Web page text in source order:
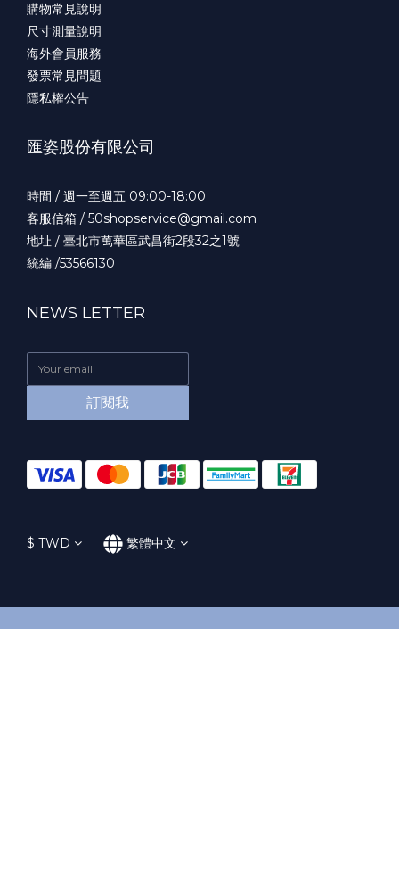
購物常見說明
尺寸測量說明
海外會員服務
發票常見問題
隱私權公告
匯姿股份有限公司
時間 / 週一至週五 09:00-18:00
客服信箱 / 50shopservice@gmail.com
地址 / 臺北市萬華區武昌街2段32之1號
統編 /53566130
NEWS LETTER
訂閱我
$ TWD 繁體中文